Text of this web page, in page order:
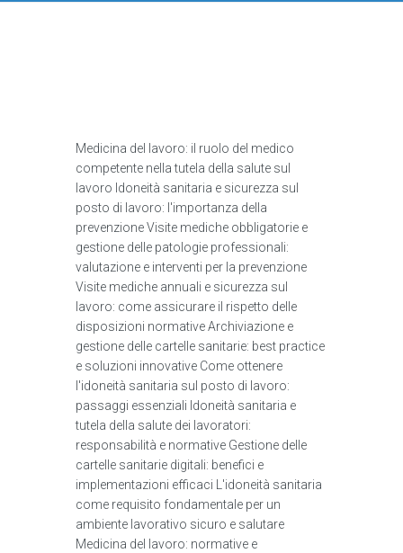
Medicina del lavoro: il ruolo del medico
competente nella tutela della salute sul
lavoro Idoneità sanitaria e sicurezza sul
posto di lavoro: l'importanza della
prevenzione Visite mediche obbligatorie e
gestione delle patologie professionali:
valutazione e interventi per la prevenzione
Visite mediche annuali e sicurezza sul
lavoro: come assicurare il rispetto delle
disposizioni normative Archiviazione e
gestione delle cartelle sanitarie: best practice
e soluzioni innovative Come ottenere
l'idoneità sanitaria sul posto di lavoro:
passaggi essenziali Idoneità sanitaria e
tutela della salute dei lavoratori:
responsabilità e normative Gestione delle
cartelle sanitarie digitali: benefici e
implementazioni efficaci L'idoneità sanitaria
come requisito fondamentale per un
ambiente lavorativo sicuro e salutare
Medicina del lavoro: normative e